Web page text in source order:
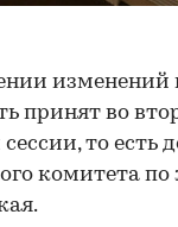
принят во
то есть
комитета